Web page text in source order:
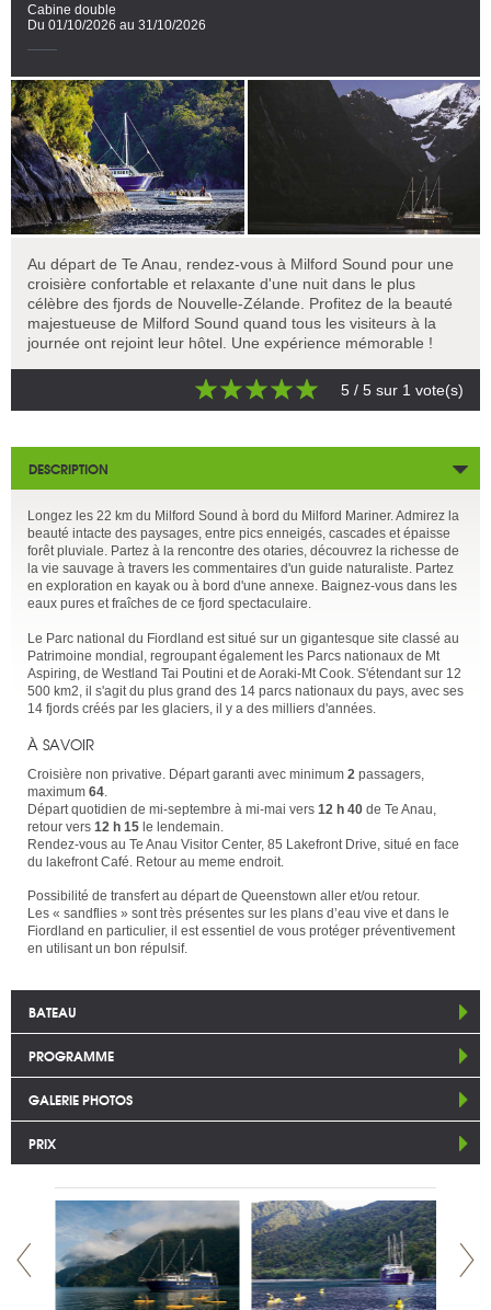
Cabine double
Du 01/10/2026 au 31/10/2026
Au départ de Te Anau, rendez-vous à Milford Sound pour une
croisière confortable et relaxante d'une nuit dans le plus
célèbre des fjords de Nouvelle-Zélande. Profitez de la beauté
majestueuse de Milford Sound quand tous les visiteurs à la
journée ont rejoint leur hôtel. Une expérience mémorable !
5 / 5 sur 1 vote(s)
DESCRIPTION
Longez les 22 km du Milford Sound à bord du Milford Mariner. Admirez la
beauté intacte des paysages, entre pics enneigés, cascades et épaisse
forêt pluviale. Partez à la rencontre des otaries, découvrez la richesse de
la vie sauvage à travers les commentaires d'un guide naturaliste. Partez
en exploration en kayak ou à bord d'une annexe. Baignez-vous dans les
eaux pures et fraîches de ce fjord spectaculaire.
Le Parc national du Fiordland est situé sur un gigantesque site classé au
Patrimoine mondial, regroupant également les Parcs nationaux de Mt
Aspiring, de Westland Tai Poutini et de Aoraki-Mt Cook. S'étendant sur 12
500 km2, il s'agit du plus grand des 14 parcs nationaux du pays, avec ses
14 fjords créés par les glaciers, il y a des milliers d'années.
À SAVOIR
Croisière non privative. Départ garanti avec minimum 2 passagers,
maximum 64
Départ quotidien de mi-septembre à mi-mai vers 12 h 40 de Te Anau,
retour vers 12 h 15 le lendemain.
Rendez-vous au Te Anau Visitor Center, 85 Lakefront Drive, situé en face
du lakefront Café. Retour au meme endroit.
Possibilité de transfert au départ de Queenstown aller et/ou retour.
Les « sandflies » sont très présentes sur les plans d’eau vive et dans le
Fiordland en particulier, il est essentiel de vous protéger préventivement
en utilisant un bon répulsif.
BATEAU
PROGRAMME
GALERIE PHOTOS
PRIX